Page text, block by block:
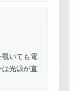
いても電
光源が直